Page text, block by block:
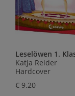
Katja Reider
Hardcover
€ 9.20